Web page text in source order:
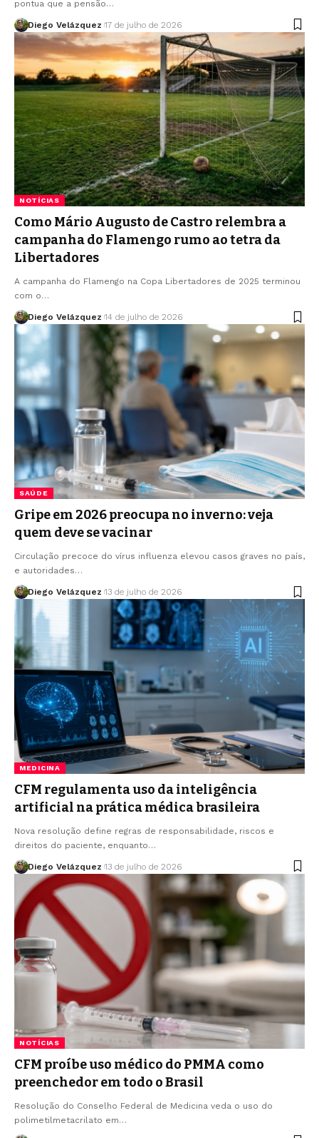
pontua que a pensão…
Diego Velázquez 17 de julho de 2026
NOTÍCIAS
Como Mário Augusto de Castro relembra a
campanha do Flamengo rumo ao tetra da
Libertadores
A campanha do Flamengo na Copa Libertadores de 2025 terminou
com o…
Diego Velázquez 14 de julho de 2026
SAÚDE
Gripe em 2026 preocupa no inverno: veja
quem deve se vacinar
Circulação precoce do vírus influenza elevou casos graves no país,
e autoridades…
Diego Velázquez 13 de julho de 2026
MEDICINA
CFM regulamenta uso da inteligência
artificial na prática médica brasileira
Nova resolução define regras de responsabilidade, riscos e
direitos do paciente, enquanto…
Diego Velázquez 13 de julho de 2026
NOTÍCIAS
CFM proíbe uso médico do PMMA como
preenchedor em todo o Brasil
Resolução do Conselho Federal de Medicina veda o uso do
polimetilmetacrilato em…